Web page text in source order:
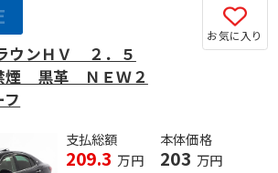
お気に入り
ウンＨＶ ２．５
煙 黒革 ＮＥＷ２
支払総額
209.3 万円
本体価格
203 万円